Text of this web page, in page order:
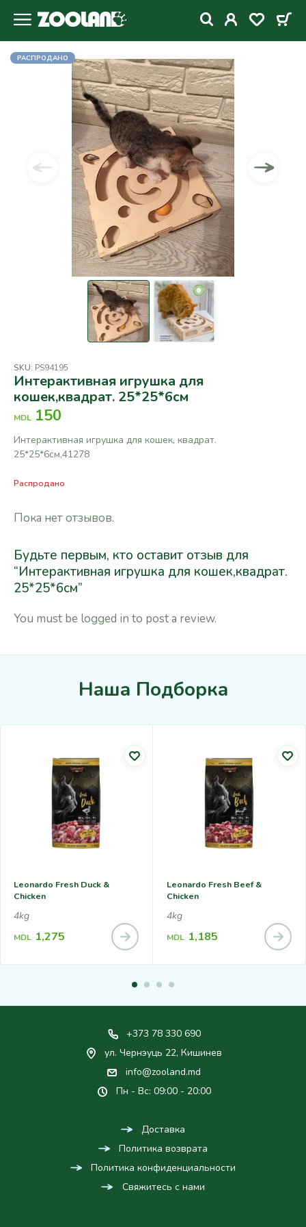
РАСПРОДАНО
SKU: PS94195
Интерактивная игрушка для
кошек,квадрат. 25*25*6см
MDL 150
Интерактивная игрушка для кошек, квадрат.
25*25*6см,41278
Распродано
Пока нет отзывов.
Будьте первым, кто оставит отзыв для
“Интерактивная игрушка для кошек,квадрат.
25*25*6см”
You must be logged in to post a review.
Наша Подборка
Leonardo Fresh Duck &
Chicken
4kg
MDL 1,275
Leonardo Fresh Beef &
Chicken
4kg
MDL 1,185
+373 78 330 690
ул. Чернэуць 22, Кишинев
info@zooland.md
Пн - Вс: 09:00 - 20:00
Доставка
Политика возврата
Политика конфиденциальности
Свяжитесь с нами